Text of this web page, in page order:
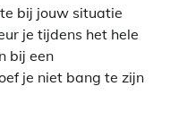
bij jouw situatie
je tijdens het hele
bij een
je niet bang te zijn